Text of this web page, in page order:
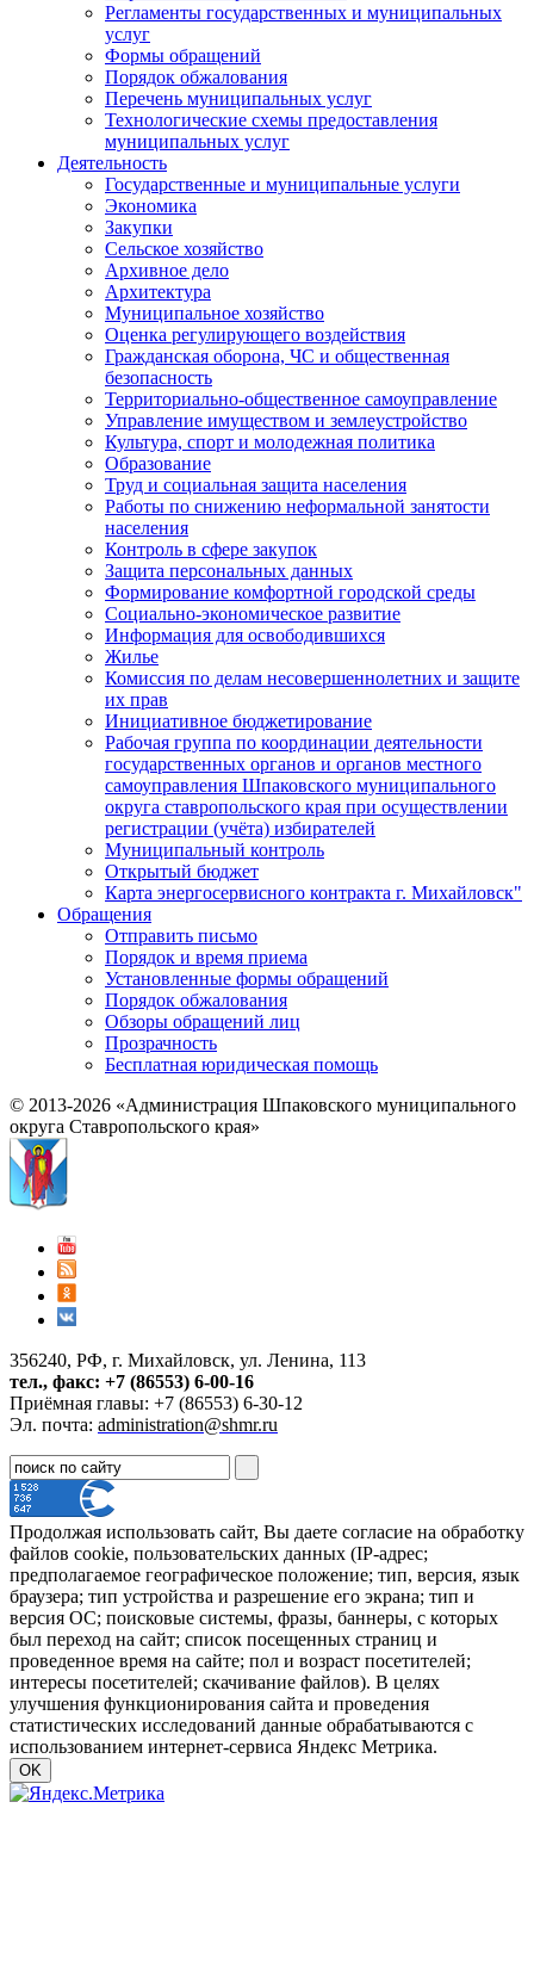
Регламенты государственных и муниципальных
услуг
Формы обращений
Порядок обжалования
Перечень муниципальных услуг
Технологические схемы предоставления
муниципальных услуг
Деятельность
Государственные и муниципальные услуги
Экономика
Закупки
Сельское хозяйство
Архивное дело
Архитектура
Муниципальное хозяйство
Оценка регулирующего воздействия
Гражданская оборона, ЧС и общественная
безопасность
Территориально-общественное самоуправление
Управление имуществом и землеустройство
Культура, спорт и молодежная политика
Образование
Труд и социальная защита населения
Работы по снижению неформальной занятости
населения
Контроль в сфере закупок
Защита персональных данных
Формирование комфортной городской среды
Социально-экономическое развитие
Информация для освободившихся
Жилье
Комиссия по делам несовершеннолетних и защите
их прав
Инициативное бюджетирование
Рабочая группа по координации деятельности
государственных органов и органов местного
самоуправления Шпаковского муниципального
округа ставропольского края при осуществлении
регистрации (учёта) избирателей
Муниципальный контроль
Открытый бюджет
Карта энергосервисного контракта г. Михайловск"
Обращения
Отправить письмо
Порядок и время приема
Установленные формы обращений
Порядок обжалования
Обзоры обращений лиц
Прозрачность
Бесплатная юридическая помощь
© 2013-2026 «Администрация Шпаковского муниципального
округа Ставропольского края»
356240, РФ, г. Михайловск, ул. Ленина, 113
тел., факс: +7 (86553) 6-00-16
Приёмная главы: +7 (86553) 6-30-12
Эл. почта: administration@shmr.ru
Продолжая использовать сайт, Вы даете согласие на обработку
файлов cookie, пользовательских данных (IP-адрес;
предполагаемое географическое положение; тип, версия, язык
браузера; тип устройства и разрешение его экрана; тип и
версия ОС; поисковые системы, фразы, баннеры, с которых
был переход на сайт; список посещенных страниц и
проведенное время на сайте; пол и возраст посетителей;
интересы посетителей; скачивание файлов). В целях
улучшения функционирования сайта и проведения
статистических исследований данные обрабатываются с
использованием интернет-сервиса Яндекс Метрика.
OK